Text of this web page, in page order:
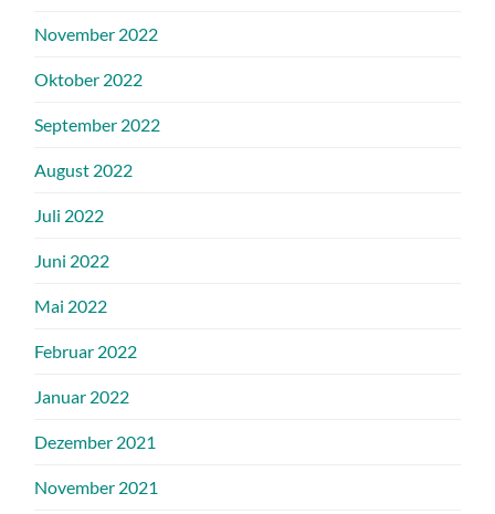
November 2022
Oktober 2022
September 2022
August 2022
Juli 2022
Juni 2022
Mai 2022
Februar 2022
Januar 2022
Dezember 2021
November 2021